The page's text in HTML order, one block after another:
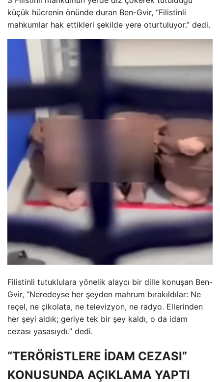
küçük hücrenin önünde duran Ben-Gvir, “Filistinli
mahkumlar hak ettikleri şekilde yere oturtuluyor.” dedi.
Filistinli tutuklulara yönelik alaycı bir dille konuşan Ben-
Gvir, “Neredeyse her şeyden mahrum bırakıldılar: Ne
reçel, ne çikolata, ne televizyon, ne radyo. Ellerinden
her şeyi aldık; geriye tek bir şey kaldı, o da idam
cezası yasasıydı.” dedi.
“TERÖRİSTLERE İDAM CEZASI”
KONUSUNDA AÇIKLAMA YAPTI